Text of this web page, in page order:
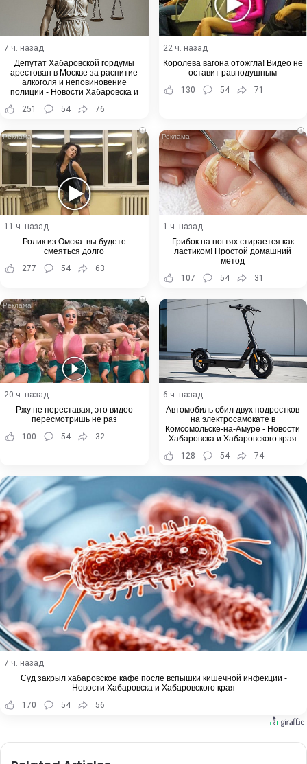
7 ч. назад
Депутат Хабаровской гордумы
арестован в Москве за распитие
алкоголя и неповиновение
полиции - Новости Хабаровска и
251 54 76
22 ч. назад
Королева вагона отожгла! Видео не
оставит равнодушным
130
54 71
i
11 ч. назад
Ролик из Омска: вы будете
смеяться долго
277
54 63
i
1 ч. назад
Грибок на ногтях стирается как
ластиком! Простой домашний
метод
107
54 31
i
20 ч. назад
Ржу не переставая, это видео
пересмотришь не раз
100
54 32
6 ч. назад
Автомобиль сбил двух подростков
на электросамокате в
Комсомольске-на-Амуре - Новости
Хабаровска и Хабаровского края
128
54 74
7 ч. назад
Суд закрыл хабаровское кафе после вспышки кишечной инфекции -
Новости Хабаровска и Хабаровского края
170
54 56